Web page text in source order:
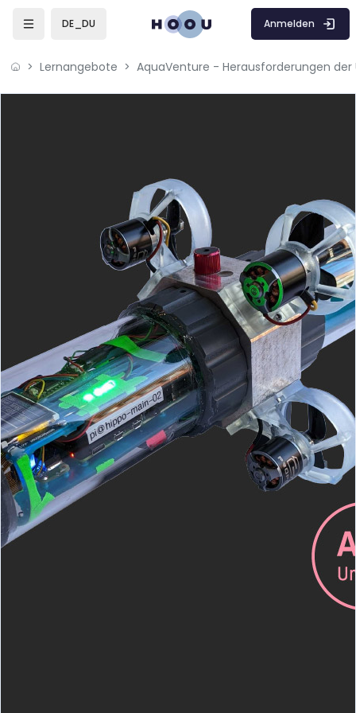
DE_DU Anmelden
Lernangebote